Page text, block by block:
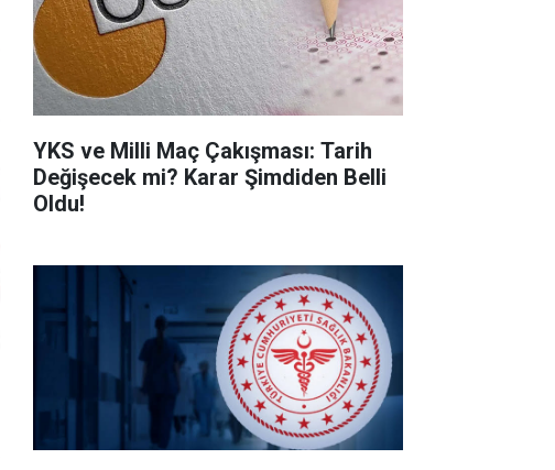
YKS ve Milli Maç Çakışması: Tarih
Değişecek mi? Karar Şimdiden Belli
Oldu!